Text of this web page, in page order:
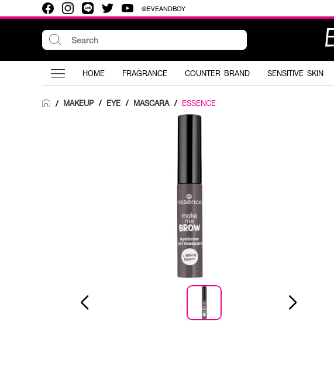
@EVEANDBOY
HOME FRAGRANCE COUNTER BRAND SENSITIVE SKIN
/ MAKEUP / EYE / MASCARA / ESSENCE